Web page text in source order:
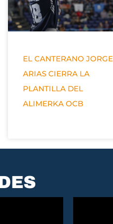
EL CANTERANO JORGE
ARIAS CIERRA LA
PLANTILLA DEL
ALIMERKA OCB